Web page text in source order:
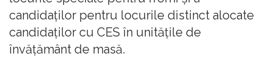
candidaților pentru locurile distinct alocate
candidaților cu CES în unitățile de
învățământ de masă.